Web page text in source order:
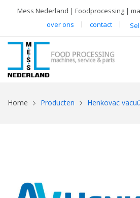
Mess Nederland | Foodprocessing |
over ons
contact
Home Producten Henkovac